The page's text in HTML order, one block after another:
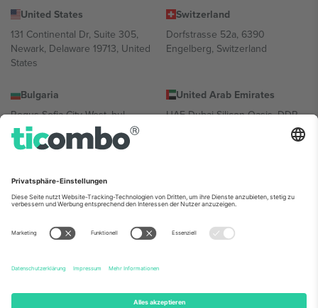
United States
131 Continental Dr, Suite 305,
Newark, Delaware 19713, United
States
Switzerland
Dorfstrasse 52a, 6390
Engelberg, Switzerland
Bulgaria
Regus Sofia City West, bul
Totleben 53-55, 1606 Sofia,
Bulgaria
United Arab Emirates
UAE Dubai Silicon Oasis, DDP
Building A1, Office 302, Dubai,
Mexico
Av Chapultepec 360, Roma
Norte, Cuauhtémoc, 06700
Ciudad de México, CDMX,
Mexico
Die juristische Person des Plattformanbieters kann je nach
Informationen finden Sie auf der jeweiligen Veranstaltungsseite, im